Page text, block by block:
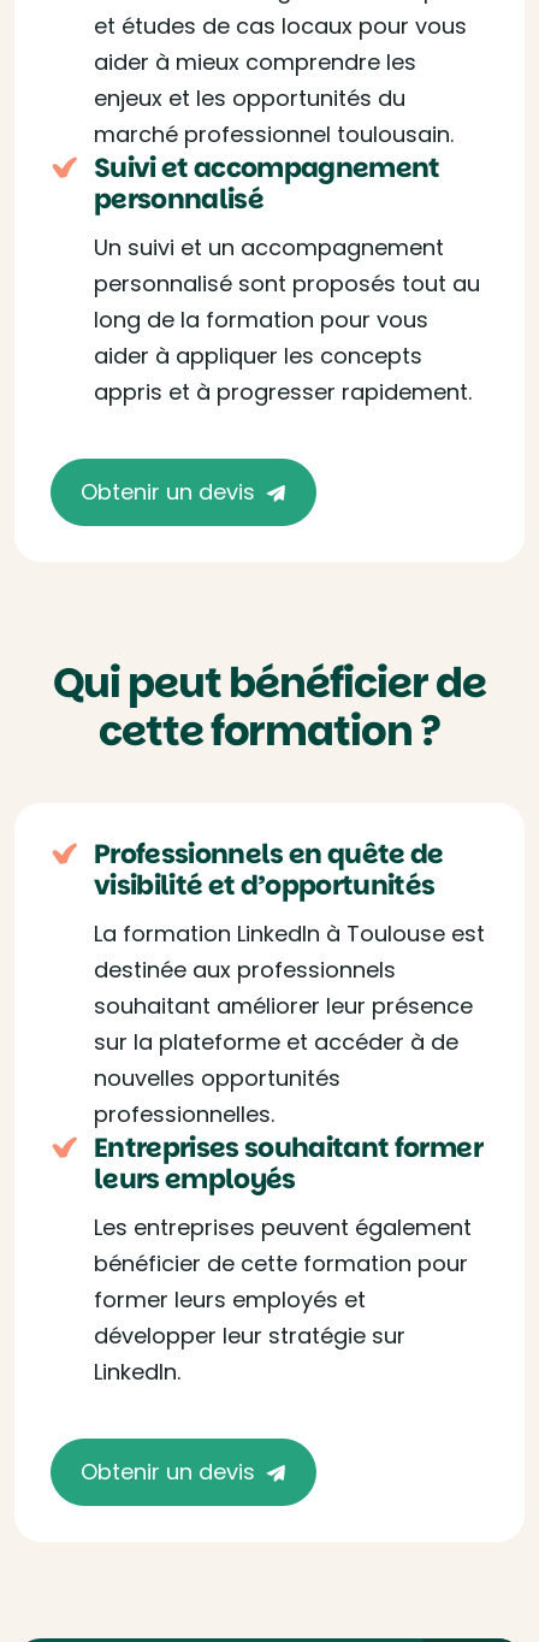
et études de cas locaux pour vous
aider à mieux comprendre les
enjeux et les opportunités du
marché professionnel toulousain.
Suivi et accompagnement
personnalisé
Un suivi et un accompagnement
personnalisé sont proposés tout au
long de la formation pour vous
aider à appliquer les concepts
appris et à progresser rapidement.
Obtenir un devis
Qui peut bénéficier de
cette formation ?
Professionnels en quête de
visibilité et d’opportunités
La formation LinkedIn à Toulouse est
destinée aux professionnels
souhaitant améliorer leur présence
sur la plateforme et accéder à de
nouvelles opportunités
professionnelles.
Entreprises souhaitant former
leurs employés
Les entreprises peuvent également
bénéficier de cette formation pour
former leurs employés et
développer leur stratégie sur
LinkedIn.
Obtenir un devis